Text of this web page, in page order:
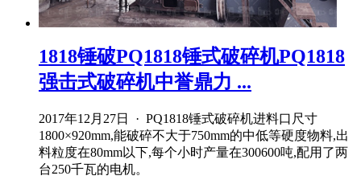
1818锤破PQ1818锤式破碎机PQ1818
强击式破碎机中誉鼎力 ...
2017年12月27日 · PQ1818锤式破碎机进料口尺寸
1800×920mm,能破碎不大于750mm的中低等硬度物料,出
料粒度在80mm以下,每个小时产量在300600吨,配用了两
台250千瓦的电机。